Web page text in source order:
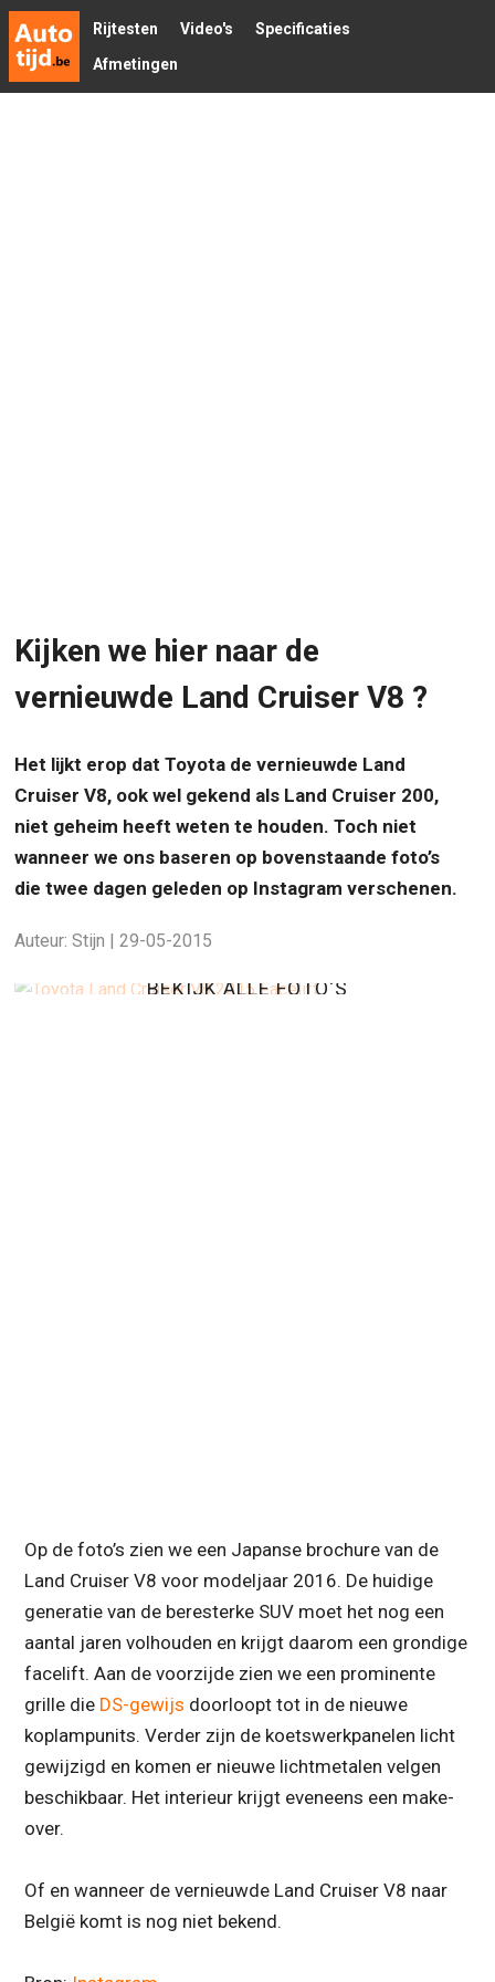
Rijtesten Video's
Specificaties
Afmetingen
Kijken we hier naar de
vernieuwde Land Cruiser V8 ?
Het lijkt erop dat Toyota de vernieuwde Land
Cruiser V8, ook wel gekend als Land Cruiser 200,
niet geheim heeft weten te houden. Toch niet
wanneer we ons baseren op bovenstaande foto’s
die twee dagen geleden op Instagram verschenen.
Auteur: Stijn | 29-05-2015
BEKIJK ALLE FOTO'S
Op de foto’s zien we een Japanse brochure van de
Land Cruiser V8 voor modeljaar 2016. De huidige
generatie van de beresterke SUV moet het nog een
aantal jaren volhouden en krijgt daarom een grondige
facelift. Aan de voorzijde zien we een prominente
grille die DS-gewijs doorloopt tot in de nieuwe
koplampunits. Verder zijn de koetswerkpanelen licht
gewijzigd en komen er nieuwe lichtmetalen velgen
beschikbaar. Het interieur krijgt eveneens een make-
over.
Of en wanneer de vernieuwde Land Cruiser V8 naar
België komt is nog niet bekend.